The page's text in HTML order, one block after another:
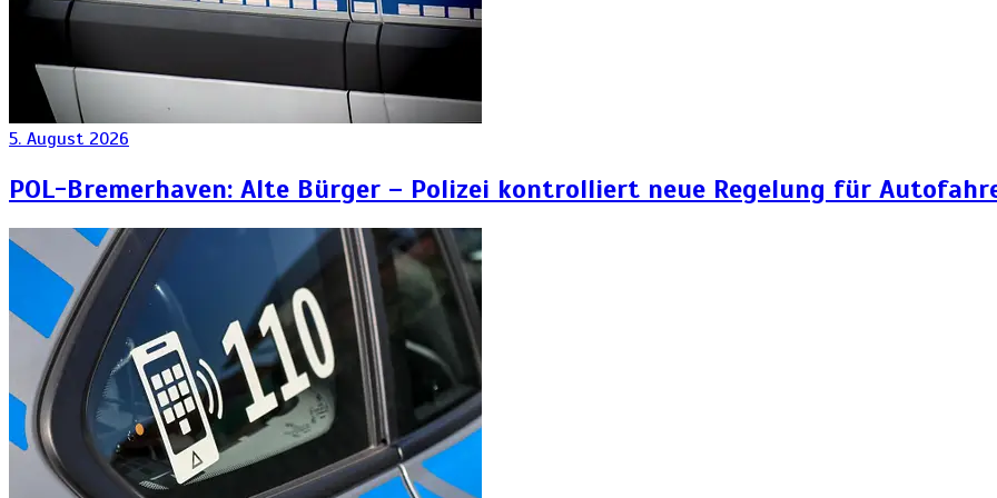
5. August 2026
POL-Bremerhaven: Alte Bürger – Polizei kontrolliert neue Regelung für